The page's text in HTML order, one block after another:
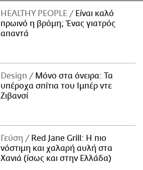
HEALTHY PEOPLE
Είναι καλό
πρωινό η βρόμη; Ένας γιατρός
απαντά
Design
Μόνο στα όνειρα: Τα
υπέροχα σπίτια του Ιμπέρ ντε
Ζιβανσί
Γεύση
Red Jane Grill: Η πιο
νόστιμη και χαλαρή αυλή στα
Χανιά (ίσως και στην Ελλάδα)